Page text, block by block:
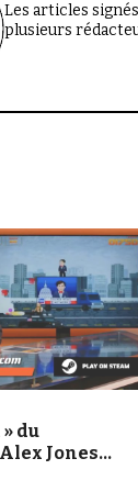
Les articles
plusieurs
du
Jones